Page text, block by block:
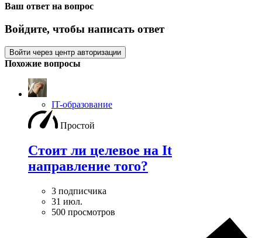
Ваш ответ на вопрос
Войдите, чтобы написать ответ
Войти через центр авторизации
Похожие вопросы
IT-образование
Простой
Стоит ли целевое на It
направление того?
3 подписчика
31 июл.
500 просмотров